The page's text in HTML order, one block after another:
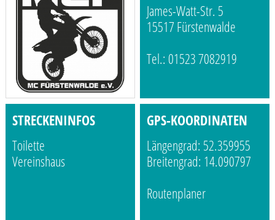
James-Watt-Str. 5
15517 Fürstenwalde
Tel.: 01523 7082919
STRECKENINFOS
Toilette
Vereinshaus
GPS-KOORDINATEN
Längengrad: 52.359955
Breitengrad: 14.090797
Routenplaner